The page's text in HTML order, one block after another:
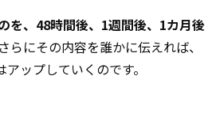
を、48時間後、1週間後、1カ月後
らにその内容を誰かに伝えれば、
ップしていくのです。